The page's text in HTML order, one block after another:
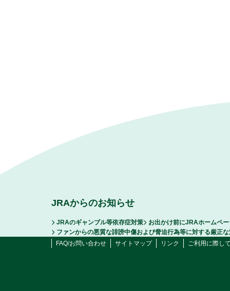
JRAからのお知らせ
JRAのギャンブル等依存症対策
お出かけ前にJRAホームペ
ファンからの悪質な誹謗中傷および脅迫行為等に対する厳正
FAQ/お問い合わせ
サイトマップ リンク ご利用に際し